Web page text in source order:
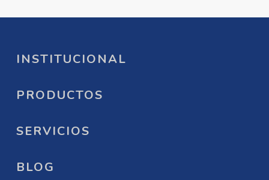
INSTITUCIONAL
PRODUCTOS
SERVICIOS
BLOG